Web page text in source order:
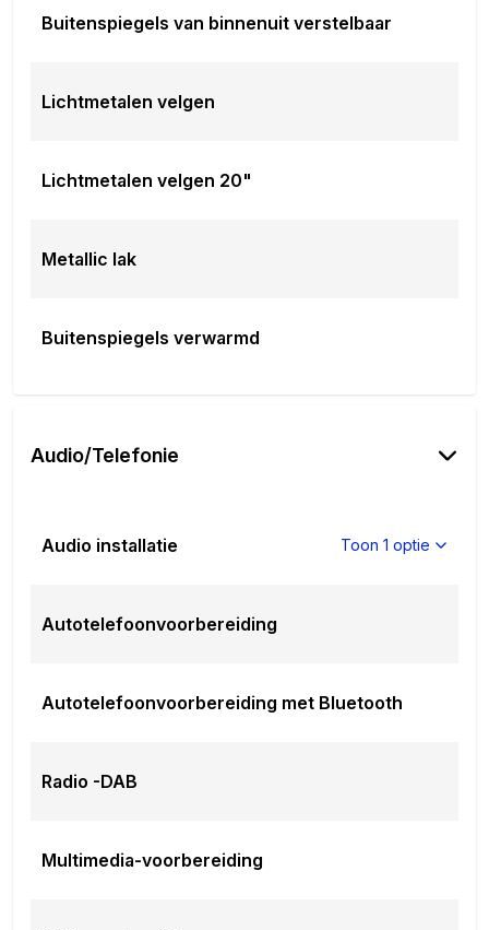
Buitenspiegels van binnenuit verstelbaar
Lichtmetalen velgen
Lichtmetalen velgen 20"
Metallic lak
Buitenspiegels verwarmd
Audio/Telefonie
Audio installatie Toon 1 optie
Autotelefoonvoorbereiding
Autotelefoonvoorbereiding met Bluetooth
Radio -DAB
Multimedia-voorbereiding